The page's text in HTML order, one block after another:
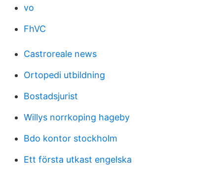
vo
FhVC
Castroreale news
Ortopedi utbildning
Bostadsjurist
Willys norrkoping hageby
Bdo kontor stockholm
Ett första utkast engelska